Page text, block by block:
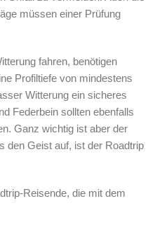
müssen einer Prüfung
fahren, benötigen
Profiltiefe von mindestens
Witterung ein sicheres
Federbein sollten ebenfalls
Ganz wichtig ist aber der
den Geist auf, ist der Roadtrip
Reisende, die mit dem